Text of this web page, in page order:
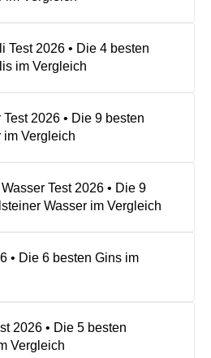
Test 2026 • Die 4 besten
im Vergleich
2026 • Die 9 besten
im Vergleich
Test 2026 • Die 9
Wasser im Vergleich
• Die 6 besten Gins im
2026 • Die 5 besten
Vergleich